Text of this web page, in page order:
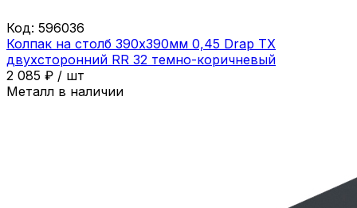
Код: 596036
Колпак на столб 390х390мм 0,45 Drap ТХ
двухсторонний RR 32 темно-коричневый
2 085 ₽ / шт
Металл в наличии